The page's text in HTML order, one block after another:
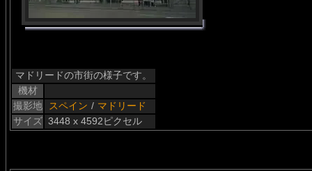
マドリードの市街の様子です。
機材
撮影地
スペイン / マドリード
サイズ 3448 x 4592ピクセル